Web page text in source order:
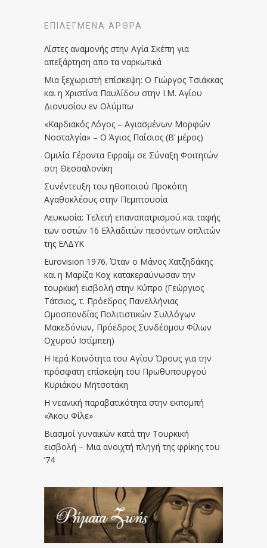
ΕΠΙΛΕΓΜΈΝΑ ΆΡΘΡΑ
Λίστες αναμονής στην Αγία Σκέπη για
απεξάρτηση απο τα ναρκωτικά
Μια ξεχωριστή επίσκεψη: Ο Γιώργος Τσιάκκας
και η Χριστίνα Παυλίδου στην Ι.Μ. Αγίου
Διονυσίου εν Ολύμπω
«Καρδιακός Λόγος – Αγιασμένων Μορφών
Νοσταλγία» – Ο Άγιος Παΐσιος (Β’ μέρος)
Ομιλία Γέροντα Εφραίμ σε Σύναξη Φοιτητών
στη Θεσσαλονίκη
Συνέντευξη του ηθοποιού Προκόπη
Αγαθοκλέους στην Πεμπτουσία
Λευκωσία: Τελετή επαναπατρισμού και ταφής
των οστών 16 Ελλαδιτών πεσόντων οπλιτών
της ΕΛΔΥΚ
Eurovision 1976. Όταν ο Μάνος Χατζηδάκης
και η Μαρίζα Κοχ κατακεραύνωσαν την
τουρκική εισβολή στην Κύπρο (Γεώργιος
Τάτσιος, τ. Πρόεδρος Πανελλήνιας
Ομοσπονδίας Πολιτιστικών Συλλόγων
Μακεδόνων, Πρόεδρος Συνδέσμου Φίλων
Οχυρού Ιστίμπεη)
Η Ιερά Κοινότητα του Αγίου Όρους για την
πρόσφατη επίσκεψη του Πρωθυπουργού
Κυριάκου Μητσοτάκη
Η νεανική παραβατικότητα στην εκπομπή
«Άκου Φίλε»
Βιασμοί γυναικών κατά την Τουρκική
εισβολή – Μια ανοιχτή πληγή της φρίκης του
’74